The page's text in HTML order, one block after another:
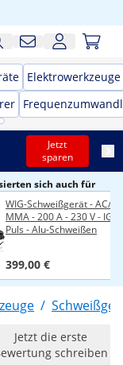
Elektrowerkzeuge
Jetzt
sparen
sich auch für
WIG-Schweißgerät - AC/
MMA - 200 A - 230 V -
Puls - Alu-Schweißen
399,00 €
/
Jetzt die erste
schreiben